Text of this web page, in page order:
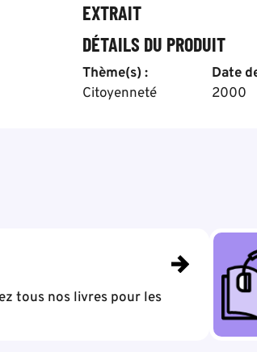
EXTRAIT
DÉTAILS DU PRODUIT
Thème(s) :
Citoyenneté
Date
2000
tous nos livres pour les